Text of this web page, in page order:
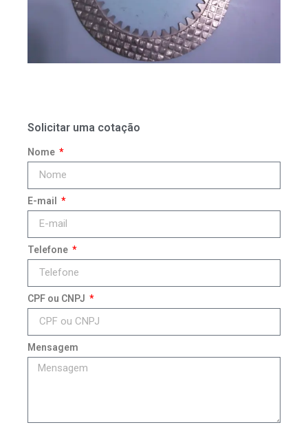
Solicitar uma cotação
Nome
E-mail
Telefone
CPF ou CNPJ
Mensagem